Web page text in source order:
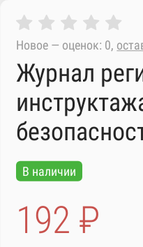
Новое — оценок: 0,
Журнал
В наличии
192 ₽